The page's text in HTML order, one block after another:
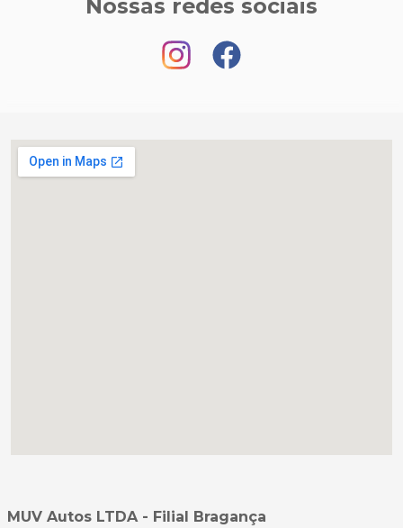
Nossas redes sociais
MUV Autos LTDA - Filial Bragança